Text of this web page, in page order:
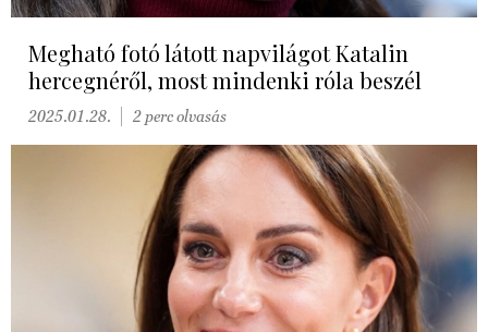
Megható fotó látott napvilágot Katalin
hercegnéről, most mindenki róla beszél
2025.01.28. 2 perc olvasás